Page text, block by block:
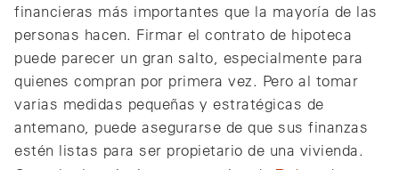
financieras más importantes que la mayoría de las
personas hacen. Firmar el contrato de hipoteca
puede parecer un gran salto, especialmente para
quienes compran por primera vez. Pero al tomar
varias medidas pequeñas y estratégicas de
antemano, puede asegurarse de que sus finanzas
estén listas para ser propietario de una vivienda.